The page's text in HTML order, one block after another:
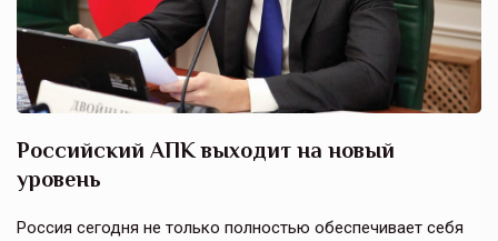
Российский АПК выходит на новый
уровень
Россия сегодня не только полностью обеспечивает себя